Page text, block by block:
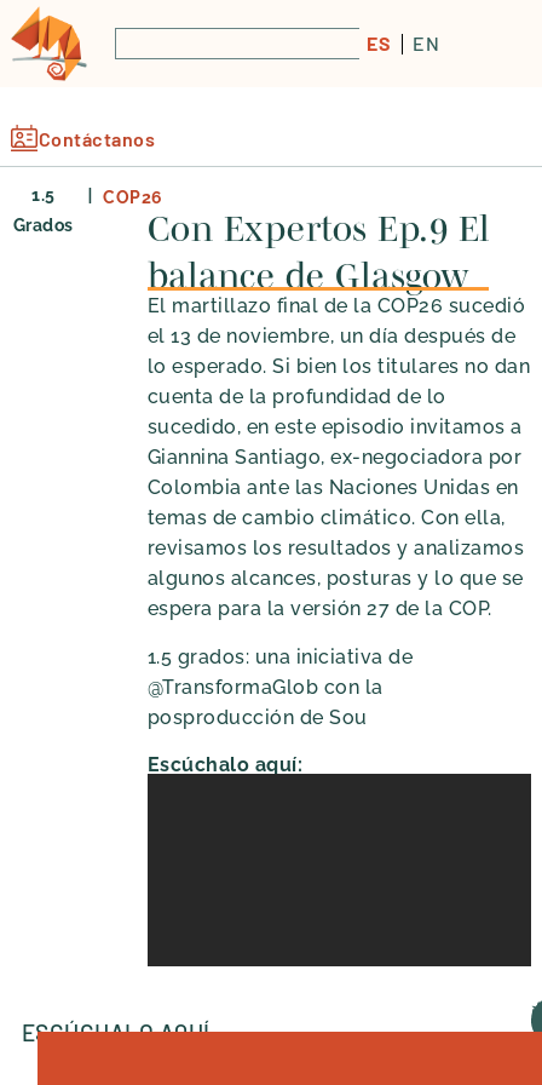
ES EN
Contáctanos
1.5
Grados
| COP26
Con Expertos Ep.9 El
balance de Glasgow
El martillazo final de la COP26 sucedió
el 13 de noviembre, un día después de
lo esperado. Si bien los titulares no dan
cuenta de la profundidad de lo
sucedido, en este episodio invitamos a
Giannina Santiago, ex-negociadora por
Colombia ante las Naciones Unidas en
temas de cambio climático. Con ella,
revisamos los resultados y analizamos
algunos alcances, posturas y lo que se
espera para la versión 27 de la COP.
1.5 grados: una iniciativa de
@TransformaGlob con la
posproducción de Sou
Escúchalo aquí:
ESCÚCHALO AQUÍ